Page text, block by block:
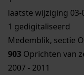
laatste wijziging 03-
1 gedigitaliseerd
Medemblik, sectie
903 Oprichten van
2007 - 2011